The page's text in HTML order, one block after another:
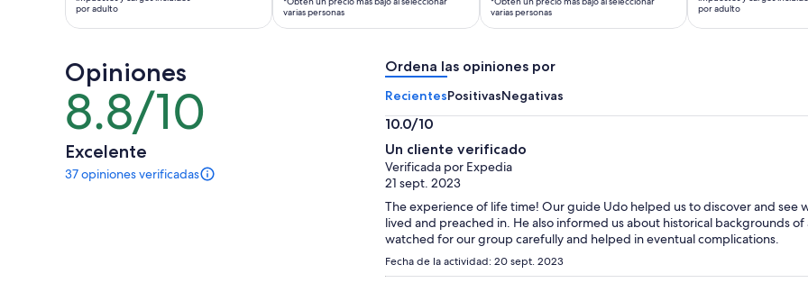
es
de
por
adulto
por adulto
de
US$ 1.480.
varias personas
de
US$ 1.239.
persona*
un
precio
más
bajo
seleccionar
varias
personas
varias personas
es
de
por adulto
Opiniones
8.8/10
8.8
de
10
Excelente
37 opiniones verificadas
37
Ordena las opiniones por
RecientesPositivasNegativas
10.0/10
10.0
de
10
Un cliente verificado
Verificada por Expedia
21 sept. 2023
The experience of life time! Our guide Udo helped us to discover and see
lived and preached in. He also informed us about historical backgrounds
watched for our group carefully and helped in eventual complications.
Fecha de la actividad: 20 sept. 2023